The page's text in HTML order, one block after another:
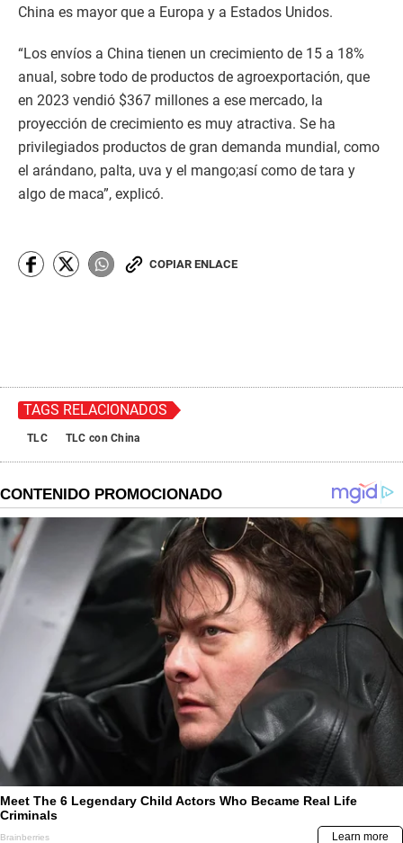
China es mayor que a Europa y a Estados Unidos.
“Los envíos a China tienen un crecimiento de 15 a 18%
anual, sobre todo de productos de agroexportación, que
en 2023 vendió $367 millones a ese mercado, la
proyección de crecimiento es muy atractiva. Se ha
privilegiados productos de gran demanda mundial, como
el arándano, palta, uva y el mango;así como de tara y
algo de maca”, explicó.
COPIAR ENLACE
TAGS RELACIONADOS
TLC TLC con China